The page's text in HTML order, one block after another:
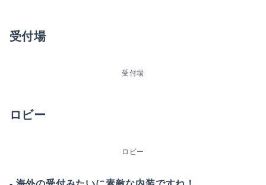
受付場
受付場
ロビー
ロビー